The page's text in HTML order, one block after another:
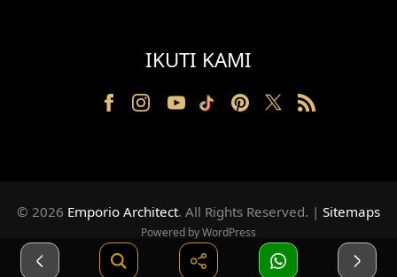
Desain Laundry
Desain Ruang Movie
IKUTI KAMI
© 2026 Emporio Architect. All Rights Reserved. | Sitemaps
Powered by WordPress